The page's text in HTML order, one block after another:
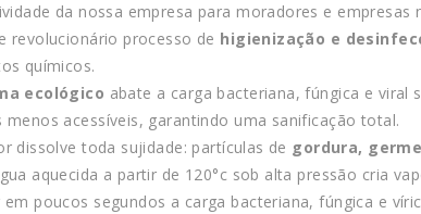
da nossa empresa para moradores e empresas
revolucionário processo de higienização e
químicos.
ecológico abate a carga bacteriana, fúngica e
menos acessíveis, garantindo uma sanificação total.
dissolve toda sujidade: partículas de gordura,
aquecida a partir de 120°c sob alta pressão cria
em poucos segundos a carga bacteriana, fúngica e